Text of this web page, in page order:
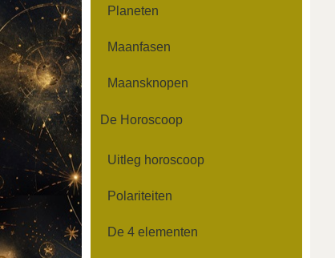
Planeten
Maanfasen
Maansknopen
De Horoscoop
Uitleg horoscoop
Polariteiten
De 4 elementen